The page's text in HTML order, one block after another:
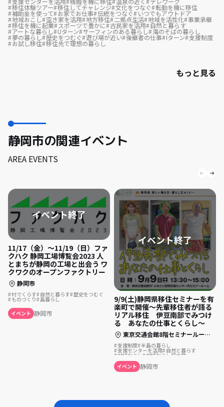
移住体験ツアー 移住してチャレンジ 文化をつなぐ 転勤を機に移住
補助金を使って お家でお仕事 伝統をつなぐ いつでもアウトドア
地域おこし 空き家を活用 地方移住 二拠点生活 地域を活性化 事業承継
移住を機に起業 スポーツで豊かに 古民家を活用 自然と暮らす
アートな暮らし Uターン サーフィンのある暮らし 海のそばの暮らし
夢の暮らし 歴史をつむぐ 遊び場が近い 後継者の仕事 Iターン 支援制度
お試し移住 移住先で理想の暮らし
もっと見る
静岡市の関連イベント
AREA EVENTS
11/17（金）〜11/19（日）ファ
クハク 静岡工場博覧会2023 人
とまちが静岡の工場と出会う ワ
クワクのオープンファクトリー
静岡市
村でくらす 自然と暮らす 歴史をつむぐ
ものづくり
島暮らし
イベント 静岡市
9/9(土)静岡県移住セミナーを有
楽町で開催～先輩移住者が語る
リアル移住 伊豆南部でみつけ
る あなたの仕事とくらし～
東京交通会館8階セミナールームCD（東京都千代田区有楽町2-10-1）
支援制度 半島の暮らし
支援センターを活用 自然と暮らす
地域おこし 地域おこし協力隊
ふるさとで暮らす
イベント 静岡市